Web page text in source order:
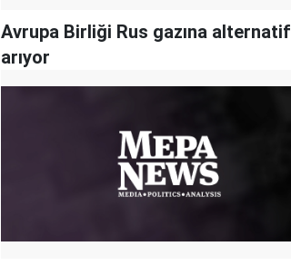
Avrupa Birliği Rus gazına alternatif
arıyor